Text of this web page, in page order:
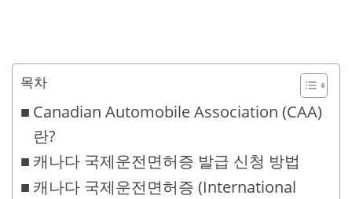
목차
Canadian Automobile Association (CAA)
란?
캐나다 국제운전면허증 발급 신청 방법
캐나다 국제운전면허증 (International